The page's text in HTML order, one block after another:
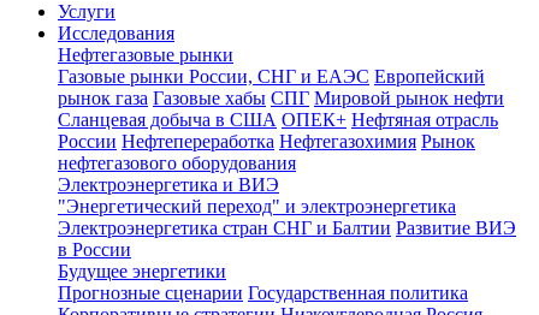
Услуги
Исследования
Нефтегазовые рынки
Газовые рынки России, СНГ и ЕАЭС Европейский
рынок газа Газовые хабы СПГ Мировой рынок нефти
Сланцевая добыча в США ОПЕК+ Нефтяная отрасль
России Нефтепереработка Нефтегазохимия Рынок
нефтегазового оборудования
Электроэнергетика и ВИЭ
"Энергетический переход" и электроэнергетика
Электроэнергетика стран СНГ и Балтии Развитие ВИЭ
в России
Будущее энергетики
Прогнозные сценарии Государственная политика